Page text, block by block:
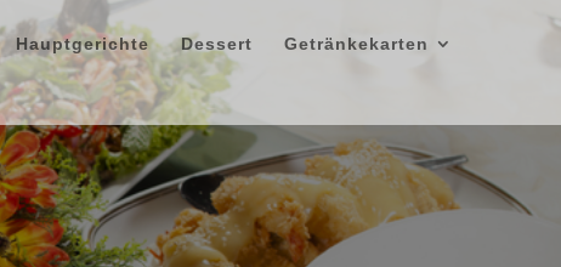
Hauptgerichte Dessert Getränkekarten